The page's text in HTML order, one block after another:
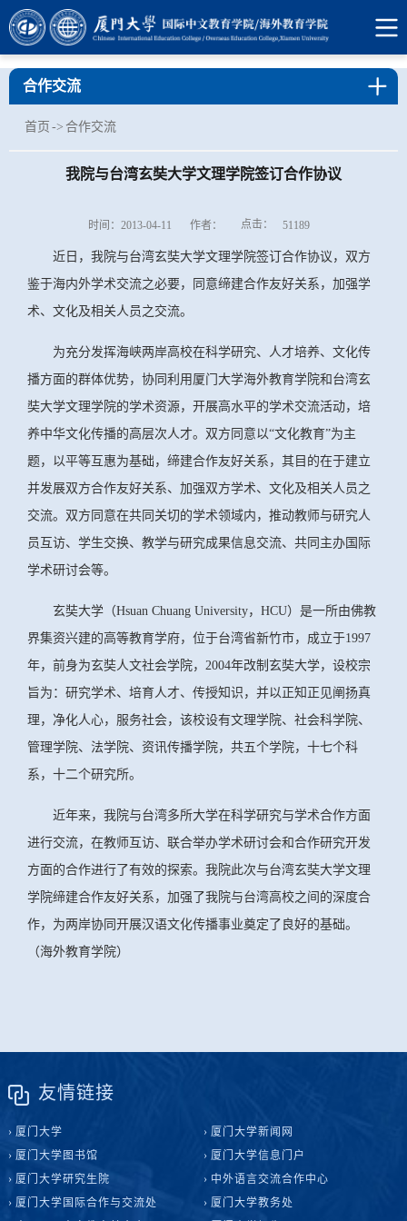
合作交流
首页 -> 合作交流
我院与台湾玄奘大学文理学院签订合作协议
时间：2013-04-11 作者： 点击： 51189
近日，我院与台湾玄奘大学文理学院签订合作协议，双方
鉴于海内外学术交流之必要，同意缔建合作友好关系，加强学
术、文化及相关人员之交流。
为充分发挥海峡两岸高校在科学研究、人才培养、文化传
播方面的群体优势，协同利用厦门大学海外教育学院和台湾玄
奘大学文理学院的学术资源，开展高水平的学术交流活动，培
养中华文化传播的高层次人才。双方同意以“文化教育”为主
题，以平等互惠为基础，缔建合作友好关系，其目的在于建立
并发展双方合作友好关系、加强双方学术、文化及相关人员之
交流。双方同意在共同关切的学术领域内，推动教师与研究人
员互访、学生交换、教学与研究成果信息交流、共同主办国际
学术研讨会等。
玄奘大学（Hsuan Chuang University，HCU）是一所由佛教
界集资兴建的高等教育学府，位于台湾省新竹市，成立于1997
年，前身为玄奘人文社会学院，2004年改制玄奘大学，设校宗
旨为：研究学术、培育人才、传授知识，并以正知正见阐扬真
理，净化人心，服务社会，该校设有文理学院、社会科学院、
管理学院、法学院、资讯传播学院，共五个学院，十七个科
系，十二个研究所。
近年来，我院与台湾多所大学在科学研究与学术合作方面
进行交流，在教师互访、联合举办学术研讨会和合作研究开发
方面的合作进行了有效的探索。我院此次与台湾玄奘大学文理
学院缔建合作友好关系，加强了我院与台湾高校之间的深度合
作，为两岸协同开展汉语文化传播事业奠定了良好的基础。
（海外教育学院）
友情链接
厦门大学
厦门大学新闻网
厦门大学图书馆
厦门大学信息门户
厦门大学研究生院
中外语言交流合作中心
厦门大学国际合作与交流处
厦门大学教务处